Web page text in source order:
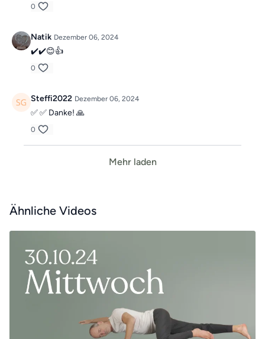
0
Natik Dezember 06, 2024
✔️✔️😊👍
0
Steffi2022 Dezember 06, 2024
✅ ✅ Danke! 🙏
0
Mehr laden
Ähnliche Videos